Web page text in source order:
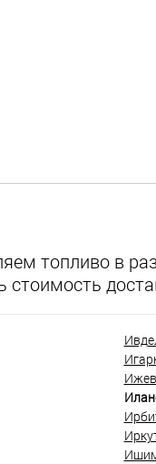
топливо в
стоимость